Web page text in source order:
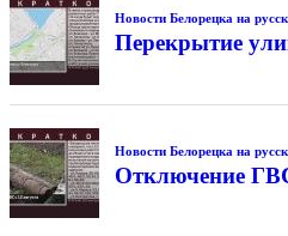
Новости Белорецка на
Перекрытие
Новости Белорецка на
Отключение